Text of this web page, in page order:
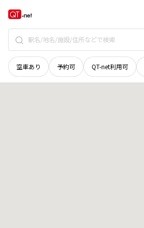
空車あり 予約可 QT-net利用可
北海道